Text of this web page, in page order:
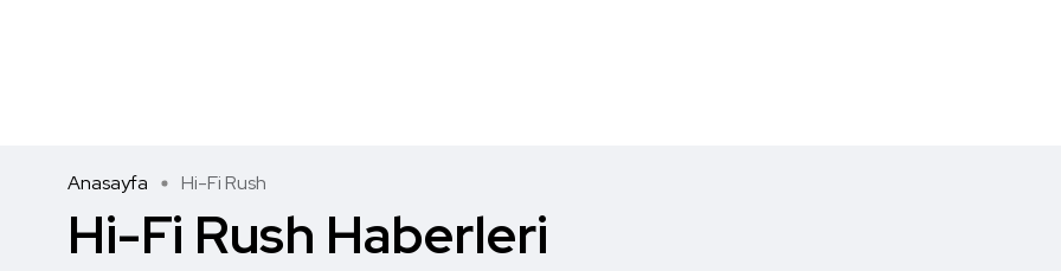
Anasayfa Hi-Fi Rush
Hi-Fi Rush Haberleri